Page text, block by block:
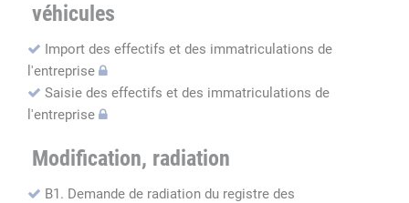
véhicules
Import des effectifs et des immatriculations de
l'entreprise
Saisie des effectifs et des immatriculations de
l'entreprise
Modification, radiation
B1. Demande de radiation du registre des